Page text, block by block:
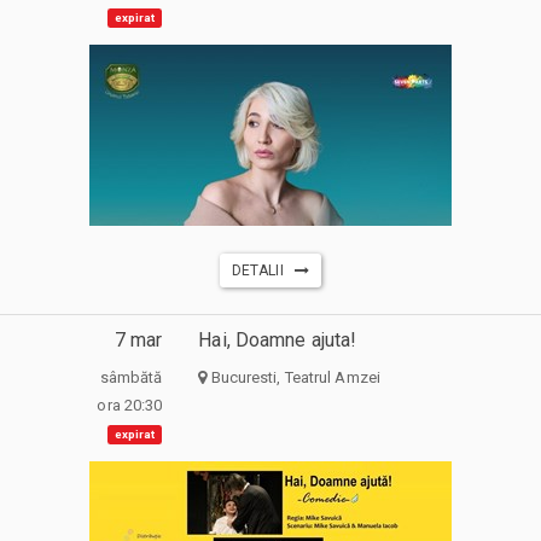
expirat
DETALII
7 mar
sâmbătă
ora 20:30
expirat
Hai, Doamne ajuta!
Bucuresti, Teatrul Amzei